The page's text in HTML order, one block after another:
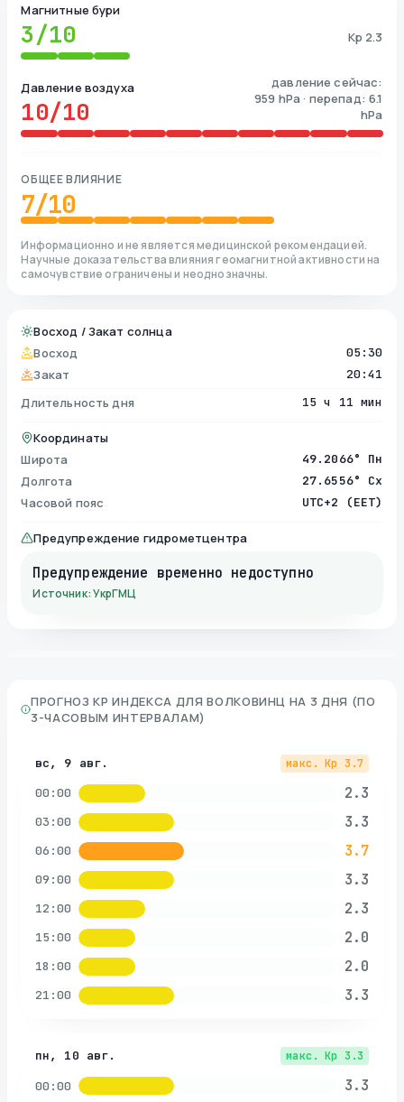
Магнитные бури
3/10 Kp 2.3
Давление воздуха
10/10
давление сейчас:
959 hPa · перепад: 6.1
hPa
ОБЩЕЕ ВЛИЯНИЕ
7/10
Информационно и не является медицинской рекомендацией.
Научные доказательства влияния геомагнитной активности на
самочувствие ограничены и неоднозначны.
Восход / Закат солнца
Восход
05:30
Закат 20:41
Длительность дня 15 ч 11 мин
Координаты
Широта
49.2066° Пн
Долгота 27.6556° Сх
Часовой пояс UTC+2 (EET)
Предупреждение гидрометцентра
Предупреждение временно недоступно
Источник: УкрГМЦ
ПРОГНОЗ KP ИНДЕКСА ДЛЯ ВОЛКОВИНЦ НА 3 ДНЯ (ПО
3-ЧАСОВЫМ ИНТЕРВАЛАМ)
вс, 9 авг. макс. Kp 3.7
00:00 2.3
03:00 3.3
06:00 3.7
09:00 3.3
12:00 2.3
15:00 2.0
18:00 2.0
21:00 3.3
пн, 10 авг. макс. Kp 3.3
00:00 3.3